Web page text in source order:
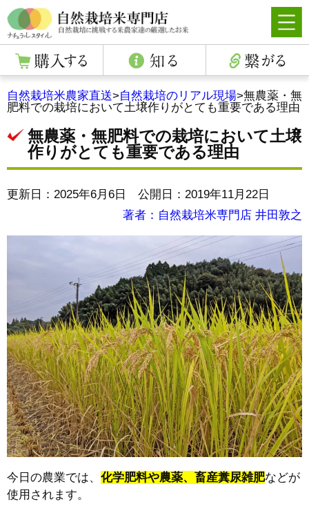
自然栽培米農家直送>自然栽培のリアル現場>無農薬・無
肥料での栽培において土壌作りがとても重要である理由
無農薬・無肥料での栽培において土壌
作りがとても重要である理由
更新日：2025年6月6日 公開日：2019年11月22日
著者：自然栽培米専門店 井田敦之
今日の農業では、 化学肥料や農薬、畜産糞尿雑肥などが
使用されます。